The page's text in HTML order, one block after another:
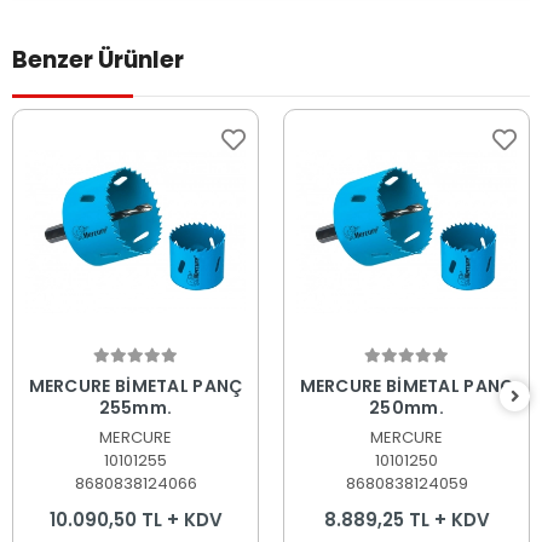
Benzer Ürünler
Sepete Ekle
MERCURE BİMETAL PANÇ
255mm.
MERCURE
10101255
8680838124066
10.090,50 TL + KDV
Sepete Ekle
MERCURE BİMETAL PANÇ
250mm.
MERCURE
10101250
8680838124059
8.889,25 TL + KDV